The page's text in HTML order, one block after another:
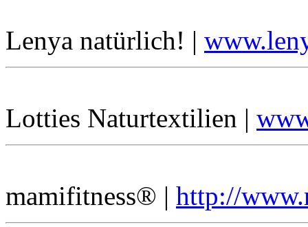
Lenya natürlich! |
Lotties Naturtextilien |
mamifitness® | http://